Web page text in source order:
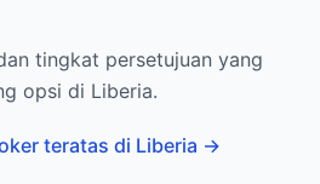
tingkat persetujuan yang
opsi di Liberia.
teratas di Liberia →